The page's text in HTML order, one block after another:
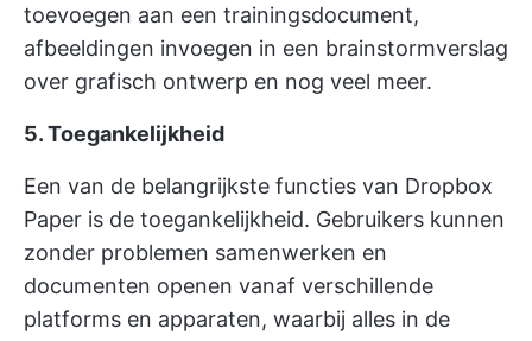
toevoegen aan een trainingsdocument,
afbeeldingen invoegen in een brainstormverslag
over grafisch ontwerp en nog veel meer.
5. Toegankelijkheid
Een van de belangrijkste functies van Dropbox
Paper is de toegankelijkheid. Gebruikers kunnen
zonder problemen samenwerken en
documenten openen vanaf verschillende
platforms en apparaten, waarbij alles in de